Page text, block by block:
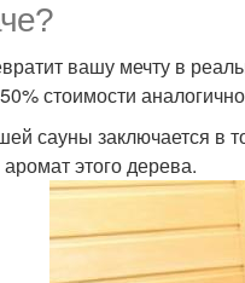
вашу мечту в
стоимости
сауны заключается в
этого дерева.